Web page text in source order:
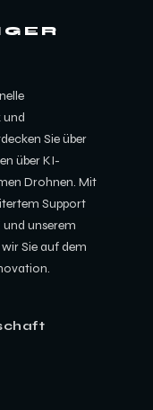
und
Sie über
über KI-
Drohnen. Mit
Support
und unserem
Sie auf dem